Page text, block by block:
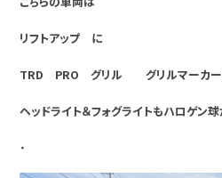
リフトアップ に
TRD PRO グリル グリルマーカー
ヘッドライト＆フォグライトもハロゲン
・